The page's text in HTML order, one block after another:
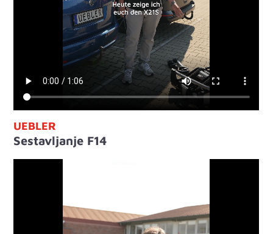
UEBLER
Sestavljanje F14